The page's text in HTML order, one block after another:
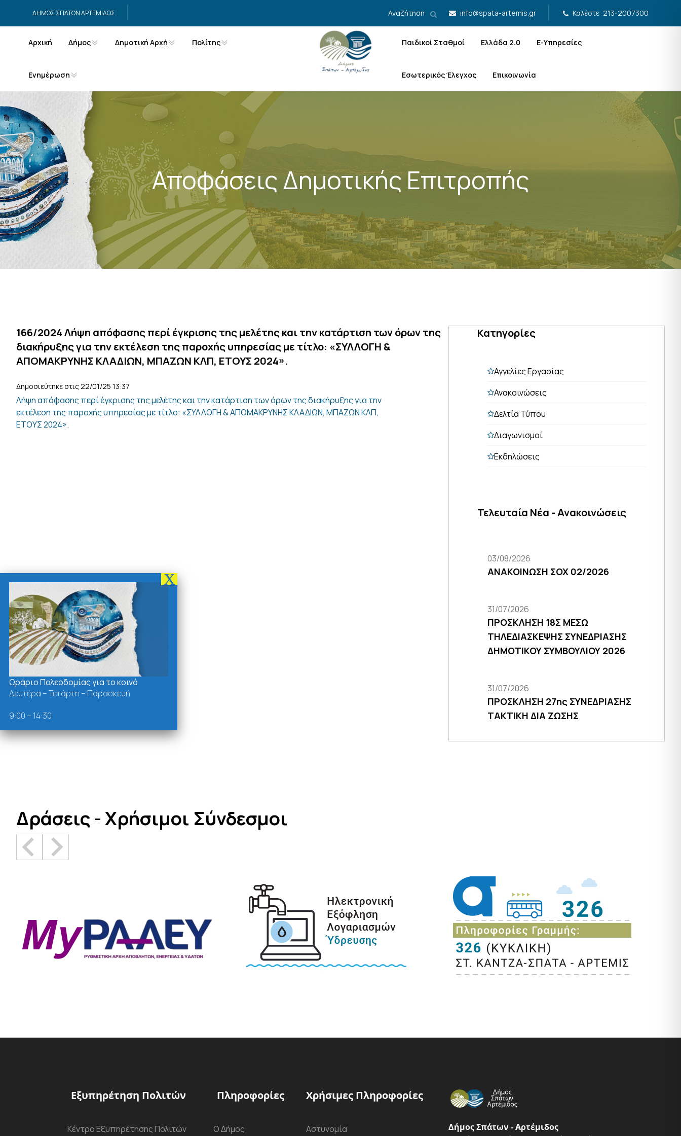
ΔΗΜΟΣ ΣΠΑΤΩΝ ΑΡΤΕΜΙΔΟΣ Αναζήτηση info@spata-artemis.gr Καλέστε: 213-2007300
Αρχική Δήμος Δημοτική Αρχή Πολίτης
Ενημέρωση
Παιδικοί Σταθμοί Ελλάδα 2.0 Ε-Υπηρεσίες
Εσωτερικός Έλεγχος Επικοινωνία
Αποφάσεις Δημοτικής Επιτροπής
166/2024 Λήψη απόφασης περί έγκρισης της μελέτης και την κατάρτιση των όρων της
διακήρυξης για την εκτέλεση της παροχής υπηρεσίας με τίτλο: «ΣΥΛΛΟΓΗ &
ΑΠΟΜΑΚΡΥΝΗΣ ΚΛΑΔΙΩΝ, ΜΠΑΖΩΝ ΚΛΠ, ΕΤΟΥΣ 2024».
Δημοσιεύτηκε στις 22/01/25 13:37
Λήψη απόφασης περί έγκρισης της μελέτης και την κατάρτιση των όρων της διακήρυξης για την
εκτέλεση της παροχής υπηρεσίας με τίτλο: «ΣΥΛΛΟΓΗ & ΑΠΟΜΑΚΡΥΝΗΣ ΚΛΑΔΙΩΝ, ΜΠΑΖΩΝ ΚΛΠ,
ΕΤΟΥΣ 2024».
Κατηγορίες
Αγγελίες Εργασίας
Ανακοινώσεις
Δελτία Τύπου
Διαγωνισμοί
Εκδηλώσεις
Τελευταία Νέα - Ανακοινώσεις
03/08/2026
ΑΝΑΚΟΙΝΩΣΗ ΣΟΧ 02/2026
31/07/2026
ΠΡΟΣΚΛΗΣΗ 18Σ ΜΕΣΩ
ΤΗΛΕΔΙΑΣΚΕΨΗΣ ΣΥΝΕΔΡΙΑΣΗΣ
ΔΗΜΟΤΙΚΟΥ ΣΥΜΒΟΥΛΙΟΥ 2026
31/07/2026
ΠΡΟΣΚΛΗΣΗ 27ης ΣΥΝΕΔΡΙΑΣΗΣ
ΤΑΚΤΙΚΗ ΔΙΑ ΖΩΣΗΣ
Δράσεις - Χρήσιμοι Σύνδεσμοι
Εξυπηρέτηση Πολιτών
Κέντρο Εξυπηρέτησης Πολιτών
Πληροφορίες
Ο Δήμος
Χρήσιμες Πληροφορίες
Αστυνομία
Δήμος Σπάτων - Αρτέμιδος
Ωράριο Πολεοδομίας για το κοινό
Δευτέρα – Τετάρτη – Παρασκευή
9:00 – 14:30